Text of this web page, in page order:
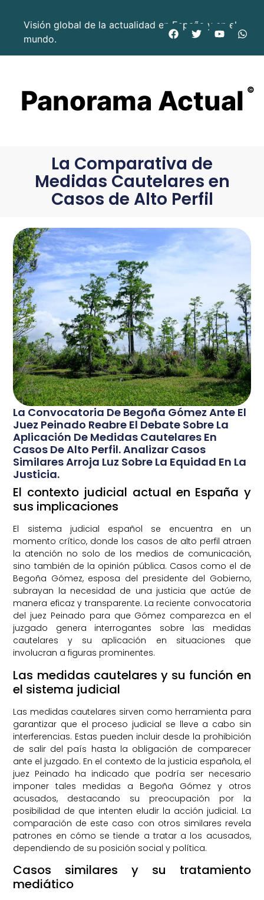
Visión global de la actualidad en España y en el
mundo.
Panorama Actual ©
La Comparativa de
Medidas Cautelares en
Casos de Alto Perfil
La Convocatoria De Begoña Gómez Ante El
Juez Peinado Reabre El Debate Sobre La
Aplicación De Medidas Cautelares En
Casos De Alto Perfil. Analizar Casos
Similares Arroja Luz Sobre La Equidad En La
Justicia.
El contexto judicial actual en España y
sus implicaciones
El sistema judicial español se encuentra en un
momento crítico, donde los casos de alto perfil atraen
la atención no solo de los medios de comunicación,
sino también de la opinión pública. Casos como el de
Begoña Gómez, esposa del presidente del Gobierno,
subrayan la necesidad de una justicia que actúe de
manera eficaz y transparente. La reciente convocatoria
del juez Peinado para que Gómez comparezca en el
juzgado genera interrogantes sobre las medidas
cautelares y su aplicación en situaciones que
involucran a figuras prominentes.
Las medidas cautelares y su función en
el sistema judicial
Las medidas cautelares sirven como herramienta para
garantizar que el proceso judicial se lleve a cabo sin
interferencias. Estas pueden incluir desde la prohibición
de salir del país hasta la obligación de comparecer
ante el juzgado. En el contexto de la justicia española, el
juez Peinado ha indicado que podría ser necesario
imponer tales medidas a Begoña Gómez y otros
acusados, destacando su preocupación por la
posibilidad de que intenten eludir la acción judicial. La
comparación de este caso con otros similares revela
patrones en cómo se tiende a tratar a los acusados,
dependiendo de su posición social y política.
Casos similares y su tratamiento
mediático